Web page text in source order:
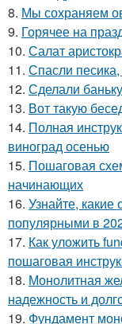
8. Мы сохраняем
9. Горячее на
10. Салат
11. Спасли
12. Сделали
13. Вот такую
14. Полная
виноград осенью
15. Пошаговая
начинающих
16. Узнайте,
популярными в
17. Как уложить
пошаговая
18. Монолитная
надежность и
19. Фундамент